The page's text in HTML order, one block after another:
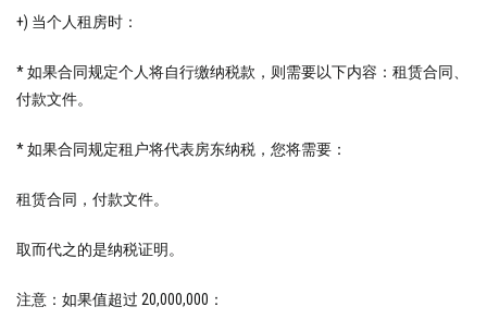
+) 当个人租房时：
* 如果合同规定个人将自行缴纳税款，则需要以下内容：租赁合同、
付款文件。
* 如果合同规定租户将代表房东纳税，您将需要：
租赁合同，付款文件。
取而代之的是纳税证明。
注意：如果值超过 20,000,000：